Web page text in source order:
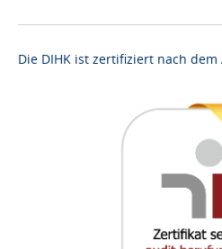
Die DIHK ist zertifiziert nach